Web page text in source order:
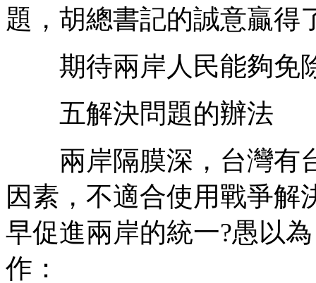
題，胡總書記的誠意贏得
期待兩岸人民能夠免
五解決問題的辦法
兩岸隔膜深，台灣有
因素，不適合使用戰爭解
早促進兩岸的統一?愚以
作：